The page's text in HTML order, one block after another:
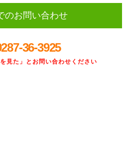
のお問い合わせ
36-3925
見た」とお問い合わせください